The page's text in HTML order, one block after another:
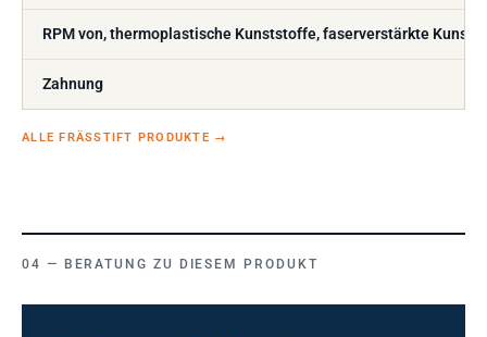
RPM von, thermoplastische Kunststoffe, faserverstärkte
Zahnung
ALLE FRÄSSTIFT PRODUKTE →
BERATUNG ZU DIESEM PRODUKT